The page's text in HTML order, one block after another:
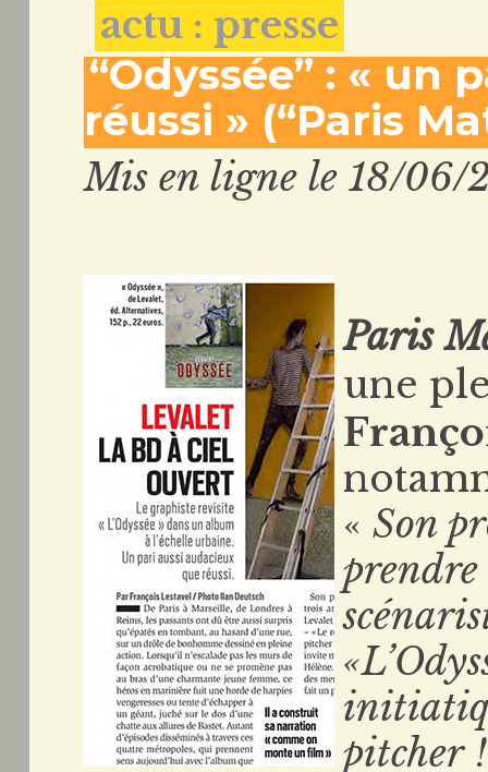
actu : presse
“Odyssée” : « un
réussi » (“Paris
Mis en ligne le 18/06/
Paris
une
«Son
prendre
pitcher